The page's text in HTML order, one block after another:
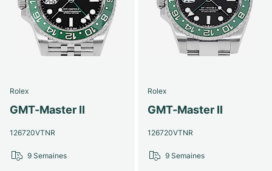
Rolex
GMT-Master II
126720VTNR
9 Semaines
Rolex
GMT-Master II
126720VTNR
9 Semaines